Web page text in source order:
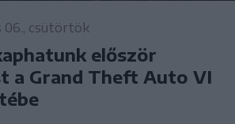
06., csütörtök
először
a Grand Theft Auto VI